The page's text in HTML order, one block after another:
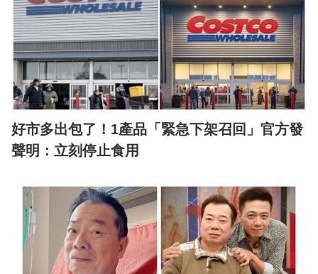
好市多出包了！1產品「緊急下架召回」官方發
聲明：立刻停止食用